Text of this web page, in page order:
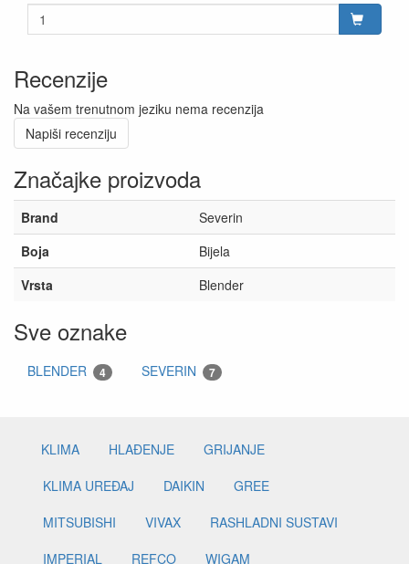
Recenzije
Na vašem trenutnom jeziku nema recenzija
Napiši recenziju
Značajke proizvoda
Brand
Severin
Boja
Bijela
Vrsta
Blender
Sve oznake
BLENDER 4 SEVERIN 7
KLIMA HLAĐENJE
GRIJANJE
KLIMA UREĐAJ
DAIKIN
GREE
MITSUBISHI
VIVAX
RASHLADNI SUSTAVI
IMPERIAL
REFCO
WIGAM